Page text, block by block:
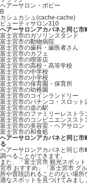
ヘアーサロン・ポピー
B
カシュカシュ(cache‐cache)
ビューティサロン310
ヘアーサロンアカバネと同じ市
富士宮市のガソリンスタンド
富士宮市の動物病院
富士宮市の歯科・歯医者さん
富士宮市のカフェ
富士宮市の喫茶店
富士宮市の高校・高等学校
富士宮市の中学校
富士宮市の小学校
富士宮市の保育園・保育所
富士宮市の幼稚園
富士宮市のコインランドリー
富士宮市のパチンコ・スロット
富士宮市の道の駅
富士宮市のファミリーレストラ
富士宮市のコンビニエンススト
富士宮市の美容室・ヘアサロン
富士宮市の和食処
ヘアーサロンアカバネと同じ
る
ヘアーサロンアカバネと同じ
調べることができます。
また、「富士宮市 観光スポッ
宮市 おすすめ」「富士宮市 グ
所や普段訪れることのない場
適なスポットを見つけてみまし